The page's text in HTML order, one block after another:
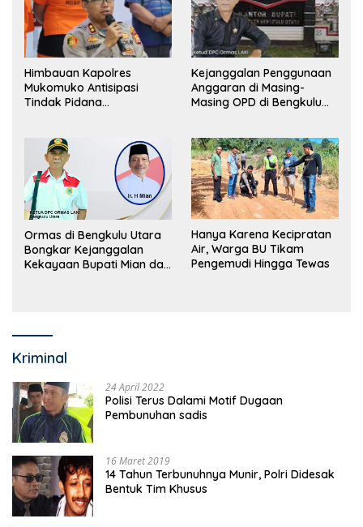
Himbauan Kapolres
Mukomuko Antisipasi
Tindak Pidana
Kejanggalan Penggunaan
Anggaran di Masing-
Masing OPD di Bengkulu
Ormas di Bengkulu Utara
Bongkar Kejanggalan
Kekayaan Bupati Mian dan
Hanya Karena Kecipratan
Air, Warga BU Tikam
Pengemudi Hingga Tewas
Kriminal
24 April 2022
Polisi Terus Dalami Motif Dugaan
Pembunuhan sadis
16 Maret 2019
14 Tahun Terbunuhnya Munir, Polri Didesak
Bentuk Tim Khusus